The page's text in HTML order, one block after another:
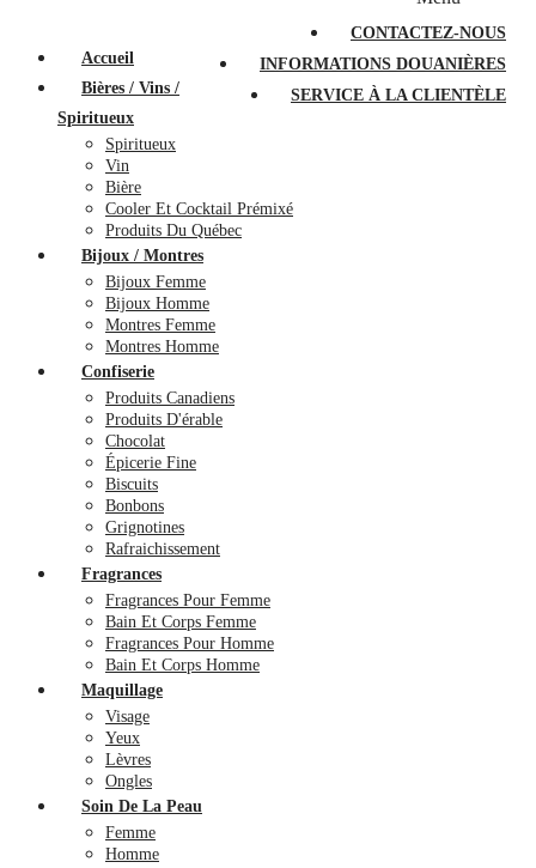
CONTACTEZ-NOUS
INFORMATIONS DOUANIÈRES
SERVICE À LA CLIENTÈLE
Accueil
Bières / Vins /
Spiritueux
Spiritueux
Vin
Bière
Cooler Et Cocktail Prémixé
Produits Du Québec
Bijoux / Montres
Bijoux Femme
Bijoux Homme
Montres Femme
Montres Homme
Confiserie
Produits Canadiens
Produits D'érable
Chocolat
Épicerie Fine
Biscuits
Bonbons
Grignotines
Rafraichissement
Fragrances
Fragrances Pour Femme
Bain Et Corps Femme
Fragrances Pour Homme
Bain Et Corps Homme
Maquillage
Visage
Yeux
Lèvres
Ongles
Soin De La Peau
Femme
Homme